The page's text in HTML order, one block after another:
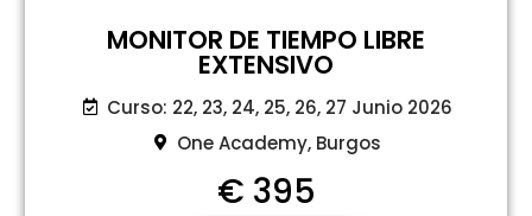
MONITOR DE TIEMPO LIBRE
EXTENSIVO
Curso: 22, 23, 24, 25, 26, 27 Junio 2026
One Academy, Burgos
€ 395